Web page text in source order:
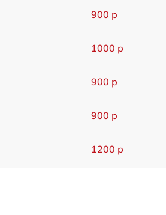
900 р
1000 р
900 р
900 р
1200 р